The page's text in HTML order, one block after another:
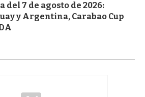
del 7 de agosto de 2026:
y Argentina, Carabao Cup